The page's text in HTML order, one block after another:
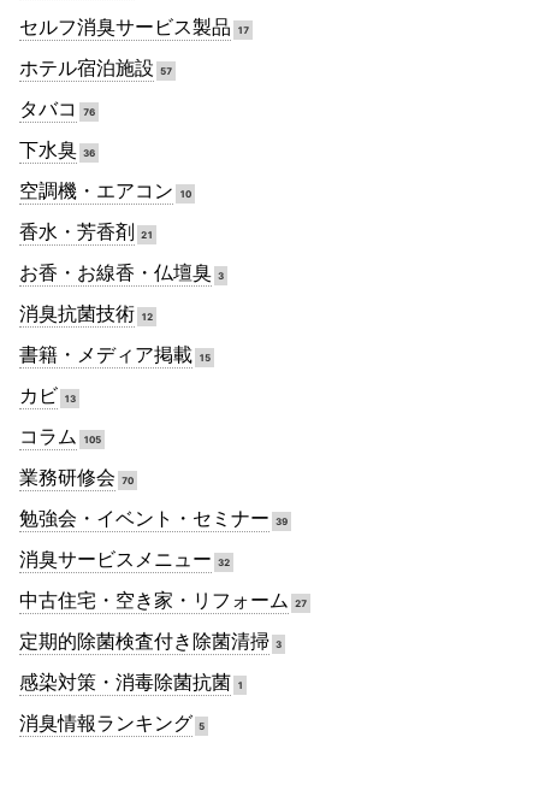
セルフ消臭サービス製品 17
ホテル宿泊施設 57
タバコ 76
下水臭 36
空調機・エアコン 10
香水・芳香剤 21
お香・お線香・仏壇臭 3
消臭抗菌技術 12
書籍・メディア掲載 15
カビ 13
コラム 105
業務研修会 70
勉強会・イベント・セミナー 39
消臭サービスメニュー 32
中古住宅・空き家・リフォーム 27
定期的除菌検査付き除菌清掃 3
感染対策・消毒除菌抗菌 1
消臭情報ランキング 5